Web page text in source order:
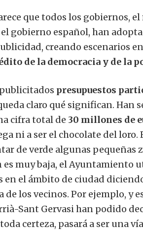
que todos los gobiernos,
gobierno español, han
creando escenarios
de la democracia y de la
presupuestos
claro qué significan. Han
cifra total de 30 millones de
ni a ser el chocolate del
de verde algunas pequeñas
muy baja, el Ayuntamiento
el ámbito de ciudad
los vecinos. Por ejemplo, y
Sant Gervasi han podido
certeza, pasará a ser una